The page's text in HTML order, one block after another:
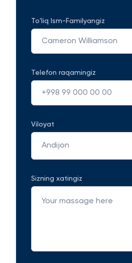
To'liq Ism-Familyangiz
Telefon raqamingiz
Viloyat
Andijon
Sizning xatingiz